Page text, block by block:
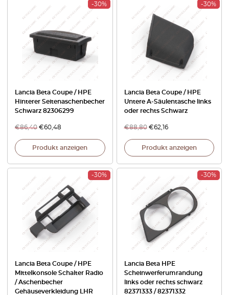
-30%
Lancia Beta Coupe / HPE
Hinterer Seitenaschenbecher
Schwarz 82306299
€86,40 €60,48
Produkt anzeigen
-30%
Lancia Beta Coupe / HPE
Untere A-Säulentasche links
oder rechts Schwarz
€88,80 €62,16
Produkt anzeigen
-30%
Lancia Beta Coupe / HPE
Mittelkonsole Schalter Radio
/ Aschenbecher
Gehäuseverkleidung LHR
-30%
Lancia Beta HPE
Scheinwerferumrandung
links oder rechts schwarz
82371333 / 82371332